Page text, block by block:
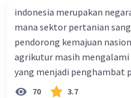
indonesia merupakan
mana sektor pertanian
pendorong kemajuan
agrikutur masih
yang menjadi penghambat
indonesia
70 3.7